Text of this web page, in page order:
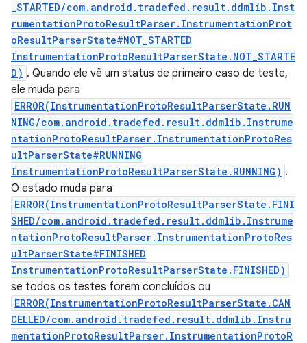
_STARTED/com.android.tradefed.result.ddmlib.Inst
rumentationProtoResultParser.InstrumentationProt
oResultParserState#NOT_STARTED
InstrumentationProtoResultParserState.NOT_STARTE
D) . Quando ele vê um status de primeiro caso de teste,
ele muda para
ERROR(InstrumentationProtoResultParserState.RUN
NING/com.android.tradefed.result.ddmlib.Instrume
ntationProtoResultParser.InstrumentationProtoRes
ultParserState#RUNNING
InstrumentationProtoResultParserState.RUNNING) .
O estado muda para
ERROR(InstrumentationProtoResultParserState.FINI
SHED/com.android.tradefed.result.ddmlib.Instrume
ntationProtoResultParser.InstrumentationProtoRes
ultParserState#FINISHED
InstrumentationProtoResultParserState.FINISHED)
se todos os testes forem concluídos ou
ERROR(InstrumentationProtoResultParserState.CAN
CELLED/com.android.tradefed.result.ddmlib.Instru
mentationProtoResultParser.InstrumentationProtoR